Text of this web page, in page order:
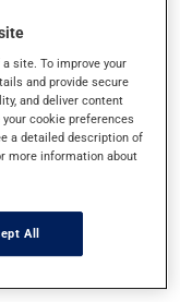
à un
est la cause
qu'il soit
votre
peut vous aider
gérer la situation.
site. To improve your
and provide secure
and deliver content
cookie preferences
a detailed description of
more information about
All